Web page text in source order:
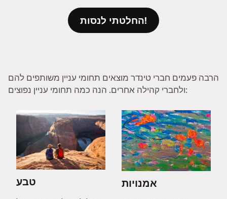
החלטתי לנסות!
הרבה פעמים חברי טינדר מוצאים תחומי עניין משותפים להם
ולחברי קהילה אחרים. הנה כמה תחומי עניין נפוצים:
טבע אמנויות